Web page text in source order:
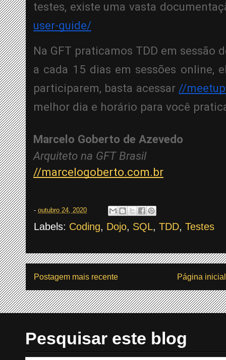
testes, existe uma vasta
user-guide/
Na GFT praticamos TDD em sessão
a cada 15 dias em sessões online,
participarem, basta acessar //
melhor dia e horário para você
Marcelo Goberto de Azevedo
Arquiteto na GFT Brasil
//marcelogoberto.com.br
- outubro 24, 2020
Labels: Coding, Dojo, SQL, TDD, Testes
Postagem mais recente Página inicial
Pesquisar este blog